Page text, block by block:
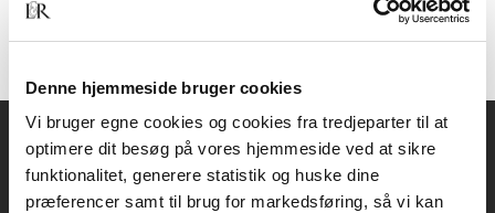
Denne hjemmeside bruger cookies
Vi bruger egne cookies og cookies fra tredjeparter til at
optimere dit besøg på vores hjemmeside ved at sikre
funktionalitet, generere statistik og huske dine
præferencer samt til brug for markedsføring, så vi kan
Akademisk Forlag
Vognmagergade 11